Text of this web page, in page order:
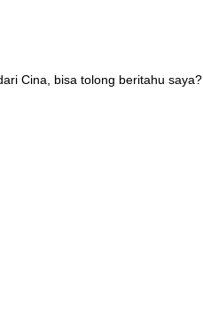
Cina, bisa tolong beritahu saya?